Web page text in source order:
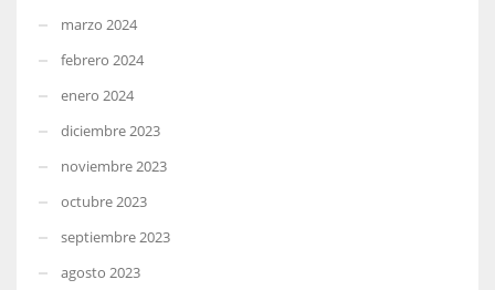
marzo 2024
febrero 2024
enero 2024
diciembre 2023
noviembre 2023
octubre 2023
septiembre 2023
agosto 2023